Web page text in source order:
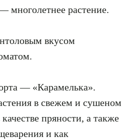
многолетнее растение.
вкусом
— «Карамелька».
в свежем и сушеном
пряности, а также
и как